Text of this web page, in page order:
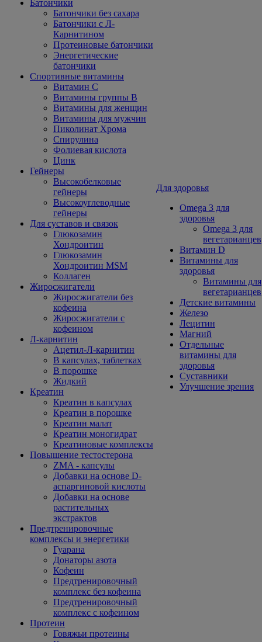
Батончики
Батончики без сахара
Батончики с Л-
Карнитином
Протеиновые батончики
Энергетические
батончики
Спортивные витамины
Витамин С
Витамины группы В
Витамины для женщин
Витамины для мужчин
Пиколинат Хрома
Спирулина
Фолиевая кислота
Цинк
Гейнеры
Высокобелковые
гейнеры
Высокоуглеводные
гейнеры
Для суставов и связок
Глюкозамин
Хондроитин
Глюкозамин
Хондроитин MSM
Коллаген
Жиросжигатели
Жиросжигатели без
кофеина
Жиросжигатели с
кофеином
Л-карнитин
Ацетил-Л-карнитин
В капсулах, таблетках
В порошке
Жидкий
Креатин
Креатин в капсулах
Креатин в порошке
Креатин малат
Креатин моногидрат
Креатиновые комплексы
Повышение тестостерона
ZMA - капсулы
Добавки на основе D-
аспаргиновой кислоты
Добавки на основе
растительных
экстрактов
Предтренировочные
комплексы и энергетики
Гуарана
Донаторы азота
Кофеин
Предтренировочный
комплекс без кофеина
Предтренировочный
комплекс с кофеином
Протеин
Говяжьи протеины
Для здоровья
Omega 3 для
здоровья
Omega 3 для
вегетарианцев
Витамин D
Витамины для
здоровья
Витамины для
вегетарианцев
Детские витамины
Железо
Лецитин
Магний
Отдельные
витамины для
здоровья
Суставники
Улучшение зрения